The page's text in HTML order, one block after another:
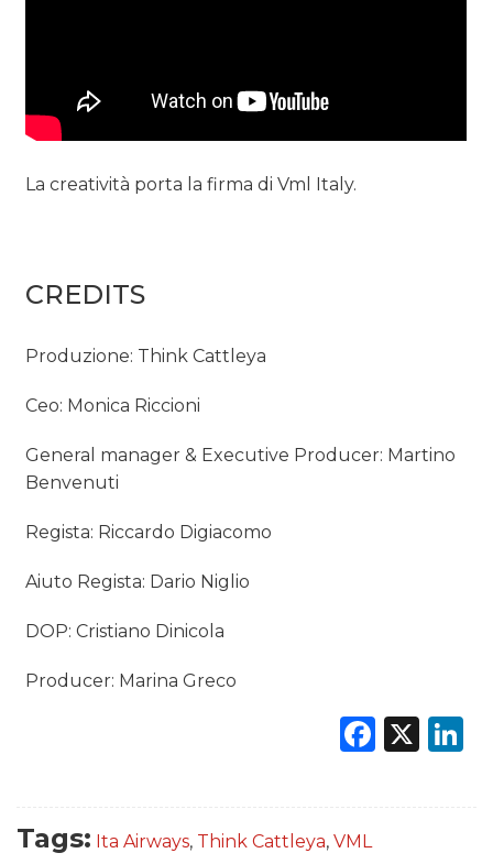
La creatività porta la firma di Vml Italy.
CREDITS
Produzione: Think Cattleya
Ceo: Monica Riccioni
General manager & Executive Producer: Martino
Benvenuti
Regista: Riccardo Digiacomo
Aiuto Regista: Dario Niglio
DOP: Cristiano Dinicola
Producer: Marina Greco
X
Tags: Ita Airways, Think Cattleya, VML